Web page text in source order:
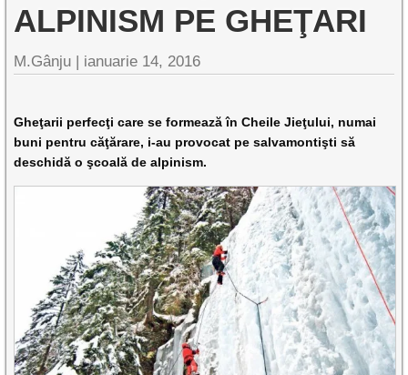
ALPINISM PE GHEŢARI
M.Gânju | ianuarie 14, 2016
Gheţarii perfecţi care se formează în Cheile Jieţului, numai
buni pentru căţărare, i-au provocat pe salvamontişti să
deschidă o şcoală de alpinism.